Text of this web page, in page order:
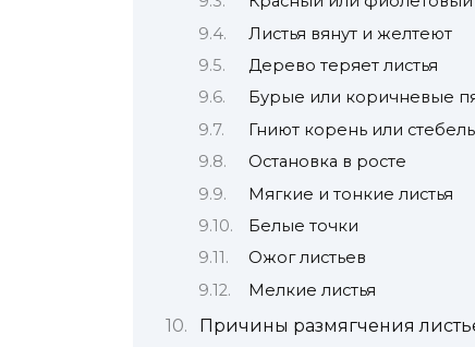
Листья вянут и желтеют
Дерево теряет листья
Бурые или коричневые
Гниют корень или стебель
Остановка в росте
Мягкие и тонкие листья
Белые точки
Ожог листьев
Мелкие листья
Причины размягчения